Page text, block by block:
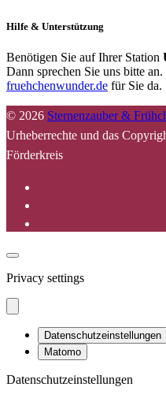
Hilfe & Unterstützung
Benötigen Sie auf Ihrer Station
Dann sprechen Sie uns bitte
fruehchenwunder.de für Sie da.
© 2026 Sternenzauber &
Urheberrechte und das
Förderkreis
Privacy settings
Datenschutzeinstellungen
Matomo
Datenschutzeinstellungen